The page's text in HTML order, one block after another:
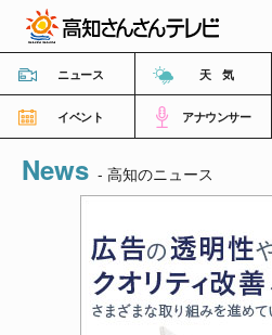
ニュース 天 気
イベント アナウンサー
高知さんさんテレ
イベント
News - 高知のニュース